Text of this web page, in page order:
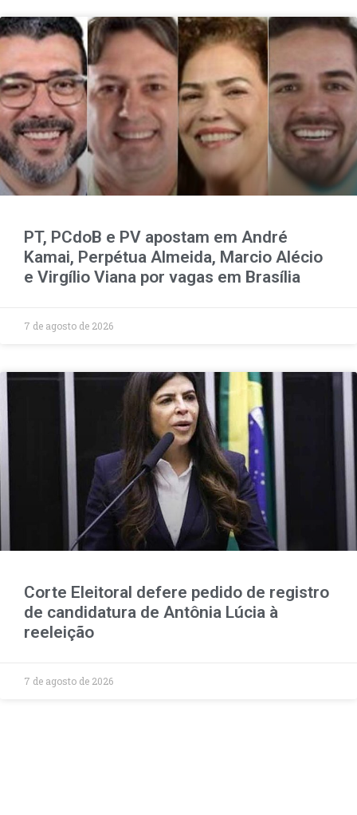
PT, PCdoB e PV apostam em André
Kamai, Perpétua Almeida, Marcio Alécio
e Virgílio Viana por vagas em Brasília
7 de agosto de 2026
Corte Eleitoral defere pedido de registro
de candidatura de Antônia Lúcia à
reeleição
7 de agosto de 2026